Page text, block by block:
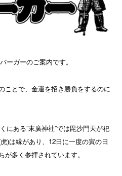
ーガーのご案内です。
ことで、金運を招き勝負をするのに
にある”末廣神社”では毘沙門天が祀
)は縁があり、12日に一度の寅の日
多く参拝されています。